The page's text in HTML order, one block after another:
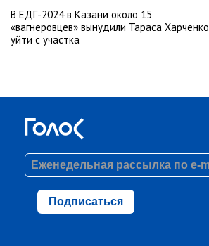
В ЕДГ-2024 в Казани около 15
«вагнеровцев» вынудили Тараса Харченко
уйти с участка
Подписаться